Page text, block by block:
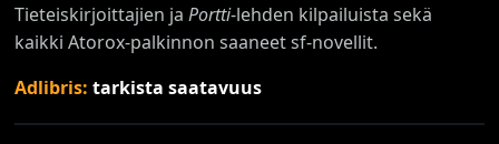
Tieteiskirjoittajien jaPortti-lehden kilpailuista sekä
kaikki Atorox-palkinnon saaneet sf-novellit.
Adlibris:tarkista saatavuus